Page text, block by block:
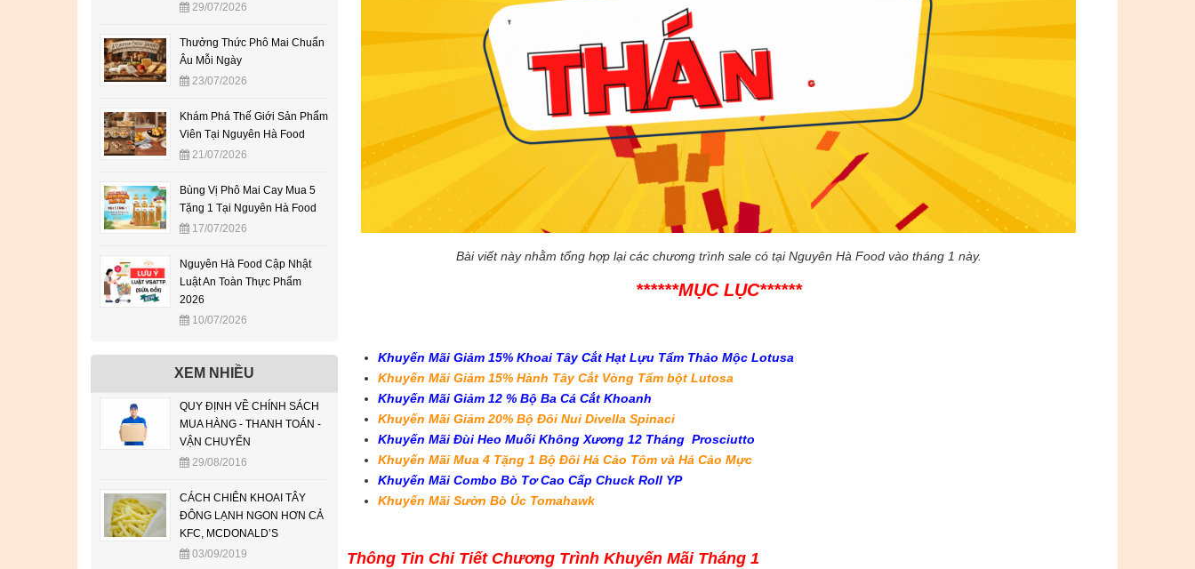
29/07/2026
Thưởng Thức Phô Mai Chuẩn
Âu Mỗi Ngày
23/07/2026
Khám Phá Thế Giới Sản Phẩm
Viên Tại Nguyên Hà Food
21/07/2026
Bùng Vị Phô Mai Cay Mua 5
Tặng 1 Tại Nguyên Hà Food
17/07/2026
Nguyên Hà Food Cập Nhật
Luật An Toàn Thực Phẩm
2026
10/07/2026
XEM NHIỀU
QUY ĐỊNH VỀ CHÍNH SÁCH
MUA HÀNG - THANH TOÁN -
VẬN CHUYỂN
29/08/2016
CÁCH CHIÊN KHOAI TÂY
ĐÔNG LẠNH NGON HƠN CẢ
KFC, MCDONALD’S
03/09/2019
Bài viết này nhằm tổng hợp lại các chương trình sale có tại Nguyên Hà Food vào tháng 1 này.
******MỤC LỤC******
Khuyến Mãi Giảm 15% Khoai Tây Cắt Hạt Lựu Tẩm Thảo Mộc Lotusa
Khuyến Mãi Giảm 15% Hành Tây Cắt Vòng Tẩm bột Lutosa
Khuyến Mãi Giảm 12 % Bộ Ba Cá Cắt Khoanh
Khuyến Mãi Giảm 20% Bộ Đôi Nui Divella Spinaci
Khuyến Mãi Đùi Heo Muối Không Xương 12 Tháng Prosciutto
Khuyến Mãi Mua 4 Tặng 1 Bộ Đôi Há Cảo Tôm và Há Cảo Mực
Khuyến Mãi Combo Bò Tơ Cao Cấp Chuck Roll YP
Khuyến Mãi Sườn Bò Úc Tomahawk
Thông Tin Chi Tiết Chương Trình Khuyến Mãi Tháng 1